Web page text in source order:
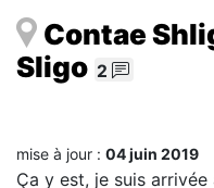
Contae
Sligo 2
mise à jour : 04 juin 2019
Ça y est, je suis